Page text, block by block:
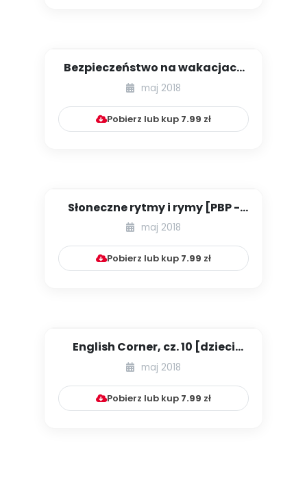
Bezpieczeństwo na wakacjach
[PBP - dzieci starsze - num...
maj 2018
Pobierz lub kup 7.99 zł
Słoneczne rytmy i rymy [PBP -
dzieci starsze - numer 5]...
maj 2018
Pobierz lub kup 7.99 zł
English Corner, cz. 10 [dzieci
starsze - MATERIAŁY NA C...
maj 2018
Pobierz lub kup 7.99 zł